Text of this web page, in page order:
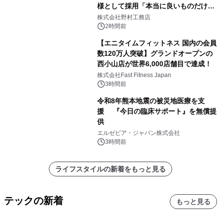
様として採用「本当に良いものだけに
こだわる」
株式会社野村工務店
2時間前
【エニタイムフィットネス 国内の会員
数120万人突破】グランドオープンの
西小山店が世界6,000店舗目で達成！
株式会社Fast Fitness Japan
3時間前
令和8年熊本地震の被災地医療を支
援 『今日の臨床サポート』を無償提
供
エルゼビア・ジャパン株式会社
3時間前
ライフスタイルの新着をもっと見る
テックの新着 もっと見る